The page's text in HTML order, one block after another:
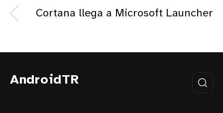
Cortana llega a Microsoft Launcher
AndroidTR